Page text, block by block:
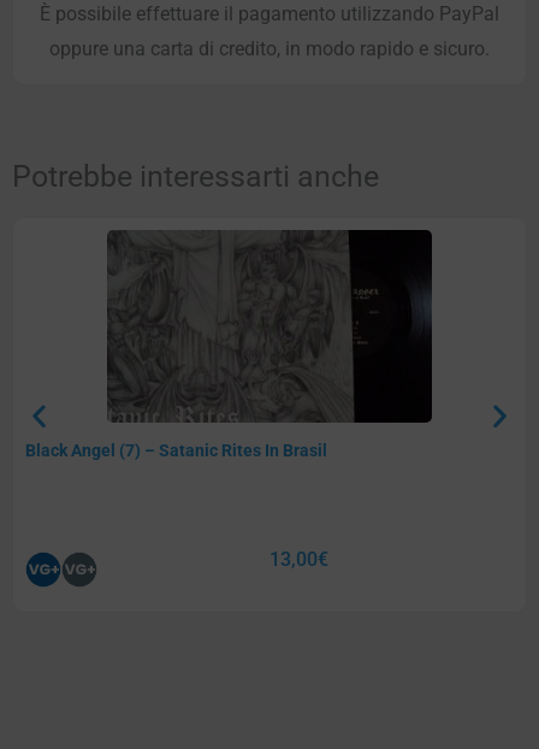
È possibile effettuare il pagamento utilizzando PayPal
oppure una carta di credito, in modo rapido e sicuro.
Potrebbe interessarti anche
Black Angel (7) – Satanic Rites In Brasil
13,00€